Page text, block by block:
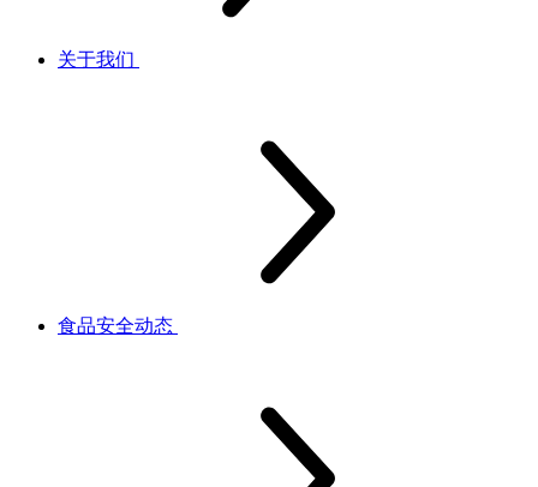
关于我们
食品安全动态